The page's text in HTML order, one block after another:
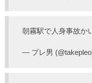
朝霧駅で人身事故か
— プレ男